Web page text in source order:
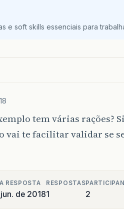
e soft skills essenciais para
tem várias rações?
vai te facilitar validar se
RESPOSTA
de 2018
RESPOSTAS
1 2